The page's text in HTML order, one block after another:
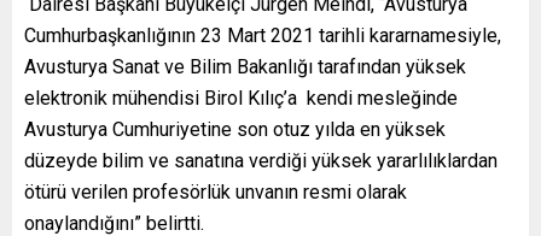
Cumhurbaşkanlığının 23 Mart 2021 tarihli kararnamesiyle,
Avusturya Sanat ve Bilim Bakanlığı tarafından yüksek
elektronik mühendisi Birol Kılıç’a kendi mesleğinde
Avusturya Cumhuriyetine son otuz yılda en yüksek
düzeyde bilim ve sanatına verdiği yüksek yararlılıklardan
ötürü verilen profesörlük unvanın resmi olarak
onaylandığını” belirtti.